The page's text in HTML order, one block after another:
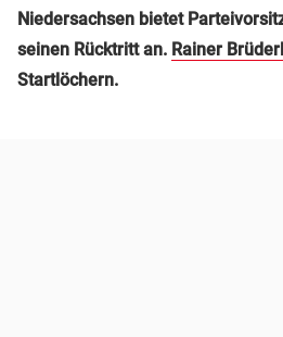
Niedersachsen bietet
seinen Rücktritt an. Rainer
Startlöchern.